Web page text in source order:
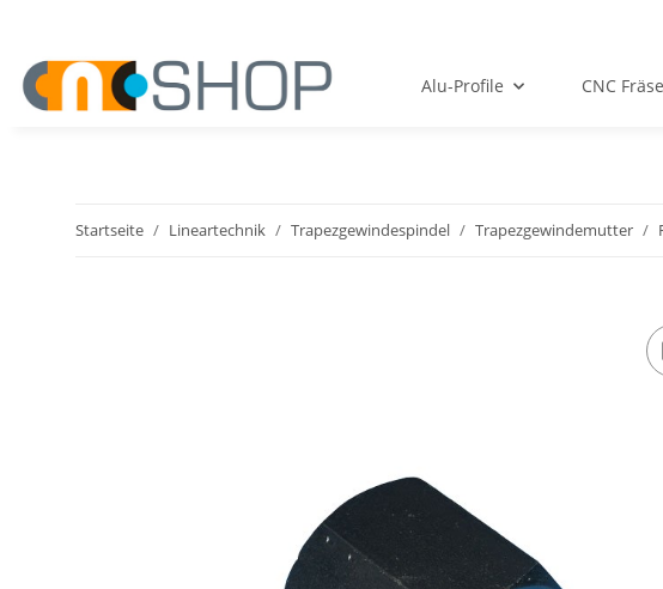
Alu-Profile CNC Fräse
Startseite Lineartechnik Trapezgewindespindel Trapezgewindemutter